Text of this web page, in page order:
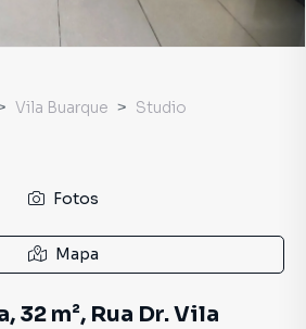
Vila Buarque
Studio
Fotos
Mapa
32 m², Rua Dr. Vila